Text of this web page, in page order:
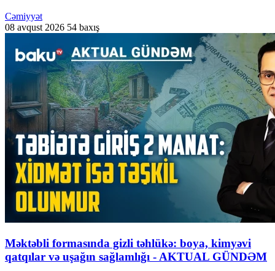
Cəmiyyət
08 avqust 2026 54 baxış
Məktəbli formasında gizli təhlükə: boya, kimyəvi
qatqılar və uşağın sağlamlığı - AKTUAL GÜNDƏM